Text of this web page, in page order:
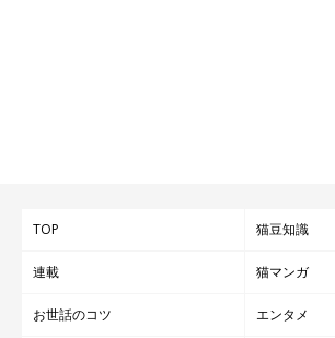
TOP 猫豆知識
連載 猫マンガ
お世話のコツ エンタメ